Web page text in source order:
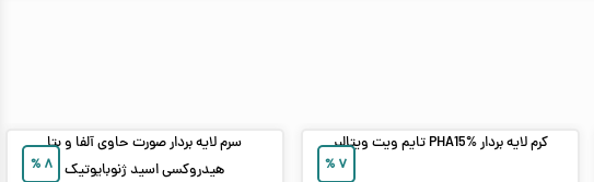
۷ %
کرم لایه بردار PHA15% تایم ویت ویتالیر
۸ %
سرم لایه بردار صورت حاوی آلفا و بتا
هیدروکسی اسید ژنوبایوتیک